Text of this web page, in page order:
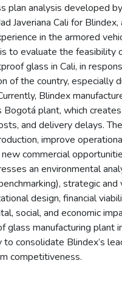
plan analysis developed
Javeriana Cali for Blindex,
in the armored
to evaluate the feasibility
glass in Cali, in
of the country, especially
Blindex
plant, which
and delivery delays.
improve
commercial
an environmental
strategic and
design, financial
social, and economic
manufacturing plant
consolidate Blindex’s
competitiveness.